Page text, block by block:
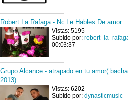
Robert La Rafaga - No Le Hables De amor
Vistas: 5195
Subido por:
00:03:37
Grupo Alcance - atrapado en tu amor(
2013)
Vistas: 6202
Subido por: dynasticmusic